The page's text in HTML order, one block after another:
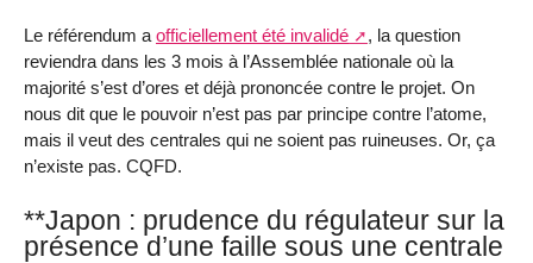
Le référendum a officiellement été invalidé
, la question
reviendra dans les 3 mois à l’Assemblée nationale où la
majorité s’est d’ores et déjà prononcée contre le projet. On
nous dit que le pouvoir n’est pas par principe contre l’atome,
mais il veut des centrales qui ne soient pas ruineuses. Or, ça
n’existe pas. CQFD.
**Japon : prudence du régulateur sur la
présence d’une faille sous une centrale